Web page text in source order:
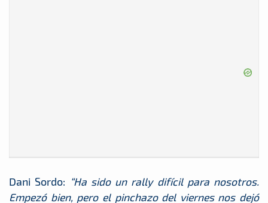
Dani Sordo: “Ha sido un rally difícil para nosotros.
Empezó bien, pero el pinchazo del viernes nos dejó